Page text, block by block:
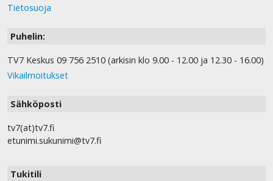
Tietosuoja
Puhelin:
TV7 Keskus 09 756 2510 (arkisin klo 9.00 - 12.00 ja 12.30 - 16.00)
Vikailmoitukset
Sähköposti
tv7(at)tv7.fi
etunimi.sukunimi@tv7.fi
Tukitili